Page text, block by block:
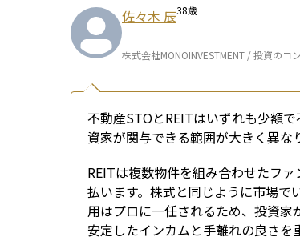
佐々木 辰38歳
株式会社MONOINVESTMENT / 投資のコ
不動産STOとREITはいずれも少額
資家が関与できる範囲が大きく異な
REITは複数物件を組み合わせたフ
払います。株式と同じように市場
用はプロに一任されるため、投資家
安定したインカムと手離れの良さを